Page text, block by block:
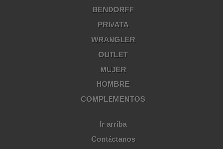
BENDORFF
PRIVATA
WRANGLER
OUTLET
MUJER
HOMBRE
COMPLEMENTOS
Ir arriba
Contáctanos